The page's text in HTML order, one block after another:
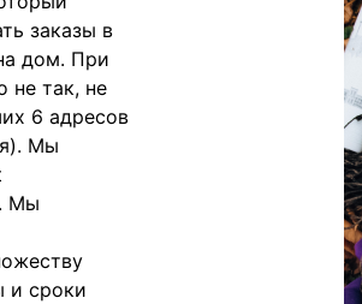
заказы в
дом. При
не так, не
6 адресов
Мы
Мы
и сроки